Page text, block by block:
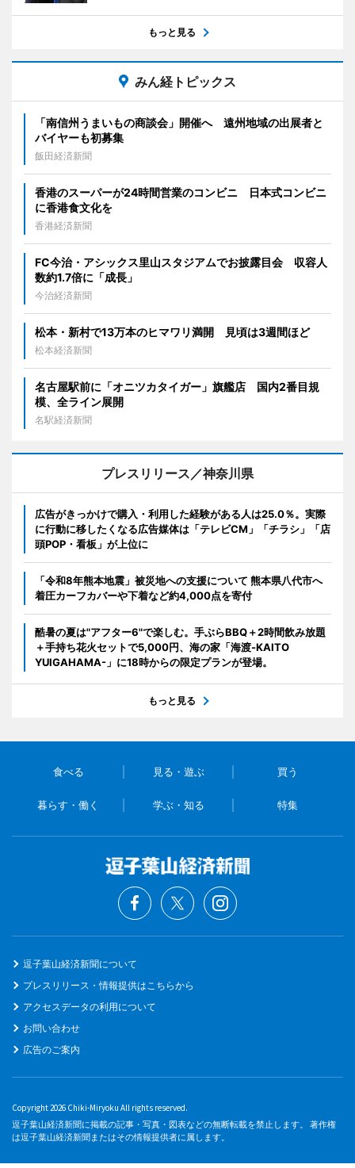
もっと見る
みん経トピックス
「南信州うまいもの商談会」開催へ 遠州地域の出展者と
バイヤーも初募集
飯田経済新聞
香港のスーパーが24時間営業のコンビニ 日本式コンビニ
に香港食文化を
香港経済新聞
FC今治・アシックス里山スタジアムでお披露目会 収容人
数約1.7倍に「成長」
今治経済新聞
松本・新村で13万本のヒマワリ満開 見頃は3週間ほど
松本経済新聞
名古屋駅前に「オニツカタイガー」旗艦店 国内2番目規
模、全ライン展開
名駅経済新聞
プレスリリース／神奈川県
広告がきっかけで購入・利用した経験がある人は25.0％。実際
に行動に移したくなる広告媒体は「テレビCM」「チラシ」「店
頭POP・看板」が上位に
「令和8年熊本地震」被災地への支援について 熊本県八代市へ
着圧カーフカバーや下着など約4,000点を寄付
酷暑の夏は"アフター6"で楽しむ。手ぶらBBQ＋2時間飲み放題
＋手持ち花火セットで5,000円、海の家「海渡-KAITO
YUIGAHAMA-」に18時からの限定プランが登場。
もっと見る
食べる 見る・遊ぶ 買う
暮らす・働く 学ぶ・知る 特集
逗子葉山経済新聞について
プレスリリース・情報提供はこちらから
アクセスデータの利用について
お問い合わせ
広告のご案内
Copyright 2026 Chiki-Miryoku All rights reserved.
逗子葉山経済新聞に掲載の記事・写真・図表などの無断転載を禁止します。 著作権
は逗子葉山経済新聞またはその情報提供者に属します。